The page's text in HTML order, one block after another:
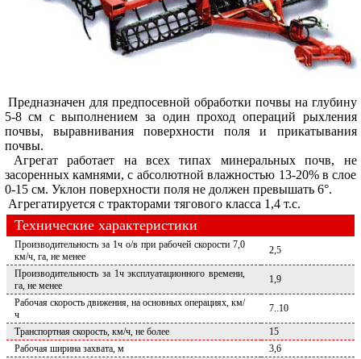
Предназначен для предпосевной обработки почвы на глубину
5-8 см с выполнением за один проход операций рыхления
почвы, выравнивания поверхности поля и прикатывания
почвы.
Агрегат работает на всех типах минеральных почв, не
засоренных камнями, с абсолютной влажностью 13-20% в слое
0-15 см. Уклон поверхности поля не должен превышать 6°.
Агрегатируется с тракторами тягового класса 1,4 т.с.
Технические характеристики
Производительность за 1ч о/в при рабочей скорости 7,0
км/ч, га, не менее
2,5
Производительность за 1ч эксплуатационного времени,
га, не менее
1,9
Рабочая скорость движения, на основных операциях, км/
ч
7..10
Транспортная скорость, км/ч, не более
15
Рабочая ширина захвата, м
3,6